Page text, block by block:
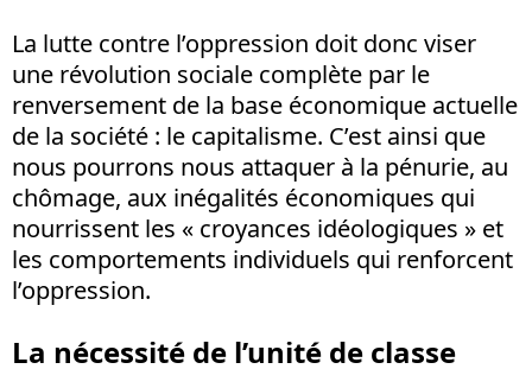
La lutte contre l’oppression doit donc viser
une révolution sociale complète par le
renversement de la base économique actuelle
de la société : le capitalisme. C’est ainsi que
nous pourrons nous attaquer à la pénurie, au
chômage, aux inégalités économiques qui
nourrissent les « croyances idéologiques » et
les comportements individuels qui renforcent
l’oppression.
La nécessité de l’unité de classe